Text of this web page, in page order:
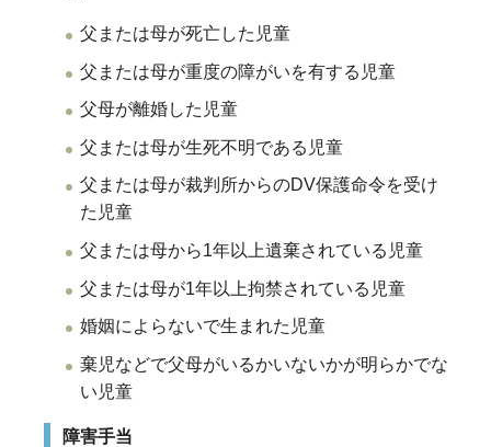
父または母が死亡した児童
父または母が重度の障がいを有する児童
父母が離婚した児童
父または母が生死不明である児童
父または母が裁判所からのDV保護命令を受け
た児童
父または母から1年以上遺棄されている児童
父または母が1年以上拘禁されている児童
婚姻によらないで生まれた児童
棄児などで父母がいるかいないかが明らかでな
い児童
障害手当